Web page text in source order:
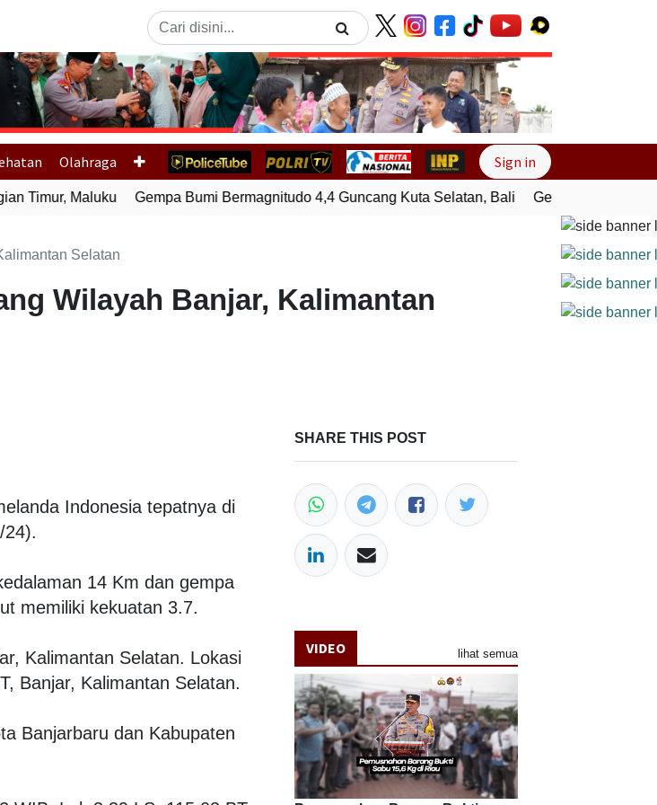
Next
Olahraga Sign in
Timur, Maluku Gempa Bumi Bermagnitudo 4,4 Guncang Kuta Selatan, Bali Gempa Bumi
Selatan
Wilayah Banjar, Kalimantan
Indonesia tepatnya di
24).
14 Km dan gempa
memiliki kekuatan 3.7.
Kalimantan Selatan. Lokasi
Banjar, Kalimantan Selatan.
Banjarbaru dan Kabupaten
SHARE THIS POST
VIDEO lihat semua